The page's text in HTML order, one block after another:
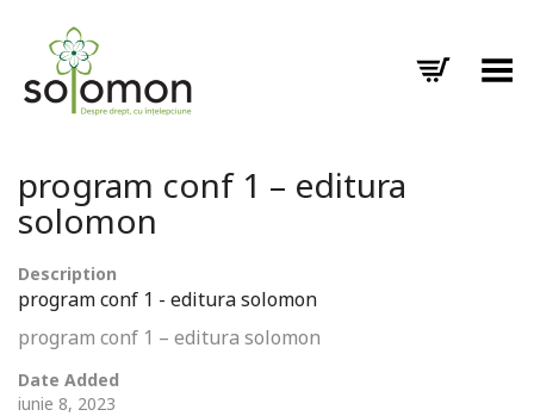
Toggle Menu
program conf 1 – editura
solomon
Description
program conf 1 - editura solomon
program conf 1 – editura solomon
Date Added
iunie 8, 2023